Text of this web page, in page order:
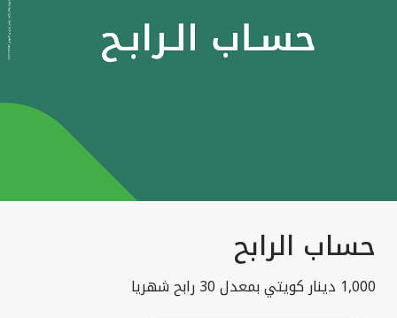
حساب الرابح
1,000 دينار كويتي بمعدل 30 رابح شهريا